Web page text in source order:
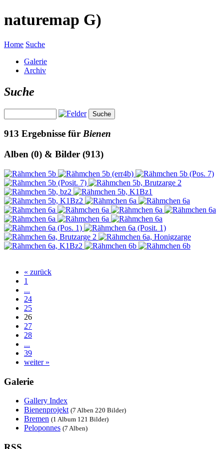
naturemap G)
Home Suche
Galerie
Archiv
Suche
913 Ergebnisse für Bienen
Alben (0) & Bilder (913)
« zurück
1
...
24
25
26
27
28
...
39
weiter »
Galerie
Gallery Index
Bienenprojekt (7 Alben 220 Bilder)
Bremen (1 Album 121 Bilder)
Peloponnes (7 Alben)